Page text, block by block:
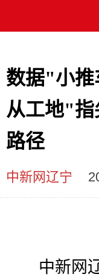
数据"小推
从工地"
路径
中新网辽宁
中新网辽